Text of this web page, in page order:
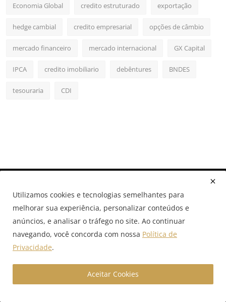
Economia Global credito estruturado exportação
hedge cambial credito empresarial opções de câmbio
mercado financeiro mercado internacional GX Capital
IPCA credito imobiliario debêntures BNDES
tesouraria CDI
A GX Capital é uma boutique financeira digital especializada
em câmbio estruturado, crédito empresarial e soluções com
volume. Acesse nosso portal e conecte-se ao futuro das
finanças corporativas com conteúdos estratégicos,
Utilizamos cookies e tecnologias semelhantes para
melhorar sua experiência, personalizar conteúdos e
anúncios, e analisar o tráfego no site. Ao continuar
navegando, você concorda com nossa Política de
Privacidade.
Aceitar Cookies